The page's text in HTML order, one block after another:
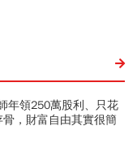
年領250萬股利、只花
，財富自由其實很簡